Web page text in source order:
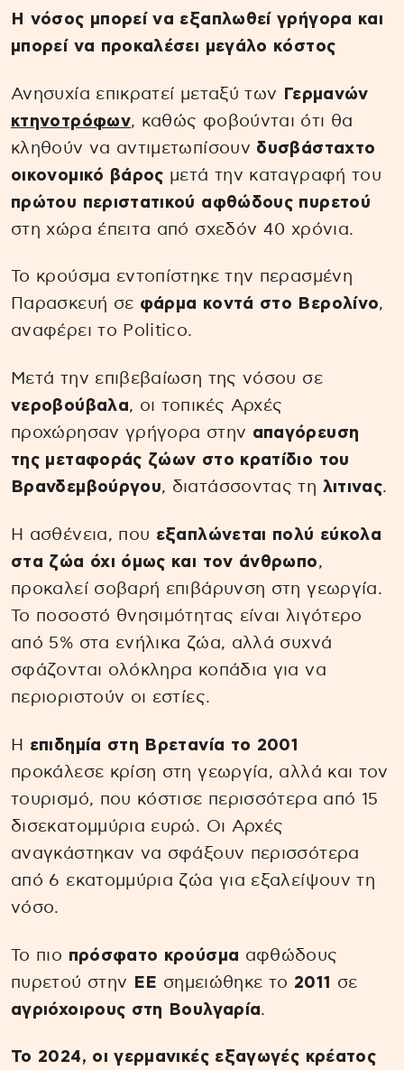
Η νόσος μπορεί να εξαπλωθεί γρήγορα και
μπορεί να προκαλέσει μεγάλο κόστος
Ανησυχία επικρατεί μεταξύ των
Γερμανών
κτηνοτρόφων, καθώς φοβούνται ότι θα
κληθούν να αντιμετωπίσουν δυσβάσταχτο
οικονομικό βάρος μετά την καταγραφή του
πρώτου περιστατικού αφθώδους πυρετού
στη χώρα έπειτα από σχεδόν 40 χρόνια.
Το κρούσμα εντοπίστηκε την περασμένη
Παρασκευή σε φάρμα κοντά στο Βερολίνο,
αναφέρει το Politico.
Μετά την επιβεβαίωση της νόσου σε
νεροβούβαλα, οι τοπικές Αρχές
προχώρησαν γρήγορα στην απαγόρευση
της μεταφοράς ζώων στο κρατίδιο του
Βρανδεμβούργου, διατάσσοντας τη λιτινας.
Η ασθένεια, που εξαπλώνεται πολύ εύκολα
στα ζώα όχι όμως και τον άνθρωπο,
προκαλεί σοβαρή επιβάρυνση στη γεωργία.
Το ποσοστό θνησιμότητας είναι λιγότερο
από 5% στα ενήλικα ζώα, αλλά συχνά
σφάζονται ολόκληρα κοπάδια για να
περιοριστούν οι εστίες.
Η επιδημία στη Βρετανία το 2001
προκάλεσε κρίση στη γεωργία, αλλά και τον
τουρισμό, που κόστισε περισσότερα από 15
δισεκατομμύρια ευρώ. Οι Αρχές
αναγκάστηκαν να σφάξουν περισσότερα
από 6 εκατομμύρια ζώα για εξαλείψουν τη
νόσο.
Το πιο πρόσφατο κρούσμα αφθώδους
πυρετού στην
ΕΕ σημειώθηκε το 2011
σε
αγριόχοιρους στη Βουλγαρία.
Το 2024, οι γερμανικές εξαγωγές κρέατος